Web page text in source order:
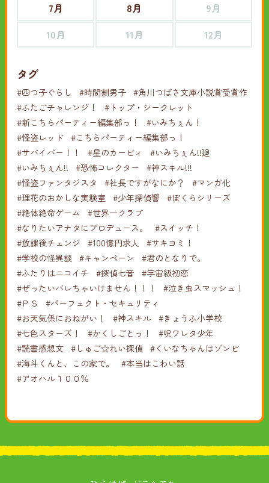
7月
8月
9月
10月
11月 12月
タグ
#四つ子ぐらし #時間割男子 #角川つばさ文庫小説賞受賞作
#ふたごチャレンジ！
#トップ・シークレット
#新こちらパーティー編集部っ！
#いみちぇん！
#怪盗レッド #こちらパーティー編集部っ！
#サバイバー！！
#星のカービィ
#いみちぇん!!廻
#いみちぇん!!
#恐怖コレクター
#神スキル!!!
#怪盗ファンタジスタ
#社長ですがなにか？
#マンガ化
#理花のおかしな実験室 #少年探偵響
#ぼくらシリーズ
#絶体絶命ゲーム
#世界一クラブ
#なりたいアナタにプロデュース。
#スイッチ！
#放課後チェンジ
#100億円求人
#サキヨミ！
#学校の怪異談 #キャンペーン
#君のとなりで。
#ふたりはニコイチ
#探偵七音
#宇宙級初恋
#ぜったいバレちゃいけません！！！
#泣き虫スマッシュ！
#ＰＳ
#パーフェクト・セキュリティ
#お天気係におねがい！
#神スキル #きょうふ小学校
#七色スターズ！
#かくしごとっ！
#呪ワレタ少年
#読書感想文
#しゅご☆れい探偵 #くいなちゃんはゾンビ
#海斗くんと、この家で。
#本当はこわい話
#アオハル１００％